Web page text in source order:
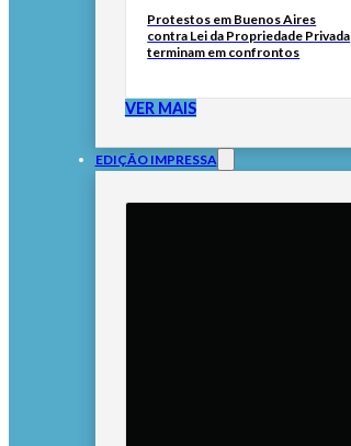
Protestos em Buenos Aires
contra Lei da Propriedade Privada
terminam em confrontos
VER MAIS
EDIÇÃO IMPRESSA